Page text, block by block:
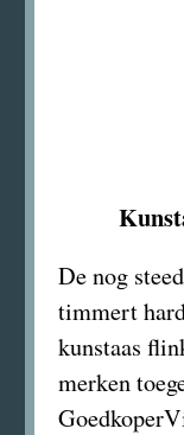
De nog
timmert
kunstaas
merken